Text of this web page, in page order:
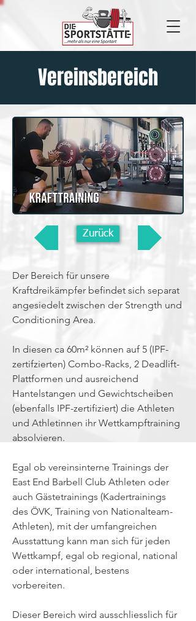
Vereinsbereich
Zurück
Der Bereich für unsere
Kraftdreikämpfer befindet sich separat
angesiedelt zwischen der Strength und
Conditioning Area.
In diesen ca 60m² können auf 5 (IPF-
zertifzierten) Combo-Racks, 2 Deadlift-
Plattformen und ausreichend
Hantelstangen und Gewichtscheiben
(ebenfalls IPF-zertifiziert) die Athleten
und Athletinnen ihr Wettkampftraining
absolvieren.
Egal ob vereinsinterne Trainings der
East End Barbell Club Athleten oder
auch Gästetrainings (Kadertrainings
des ÖVK, Training von Nationalteam-
Athleten), mit der umfangreichen
Ausstattung kann man sich für jeden
Wettkampf, egal ob regional, national
oder international, bestens
vorbereiten.
Dieser Bereich wird ausschliesslich für